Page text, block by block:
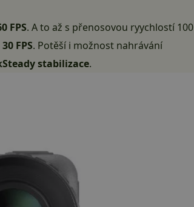
FPS. A to až s přenosovou ryychlostí 100
FPS. Potěší i možnost nahrávání
stabilizace.